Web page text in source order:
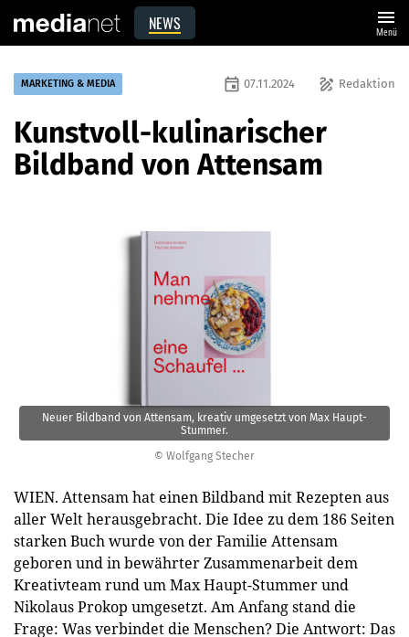
NEWS menu
Menü
© Wolfgang Stecher
Neuer Bildband von Attensam, kreativ umgesetzt von Max Haupt-
Stummer.
MARKETING & MEDIA draw Redaktion
event 07.11.2024
Kunstvoll-kulinarischer
Bildband von Attensam
WIEN. Attensam hat einen Bildband mit Rezepten aus
aller Welt herausgebracht. Die Idee zu dem 186 Seiten
starken Buch wurde von der Familie Attensam
geboren und in bewährter Zusammenarbeit dem
Kreativteam rund um Max Haupt-Stummer und
Nikolaus Prokop umgesetzt. Am Anfang stand die
Frage: Was verbindet die Menschen? Die Antwort: Das